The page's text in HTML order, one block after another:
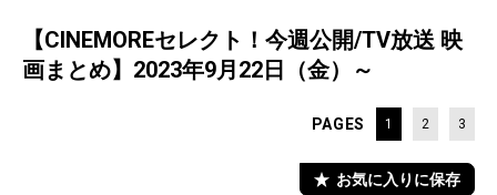
【CINEMOREセレクト！今週公開/TV放送 映
画まとめ】2023年9月22日（金）～
PAGES 1 2 3
お気に入りに保存